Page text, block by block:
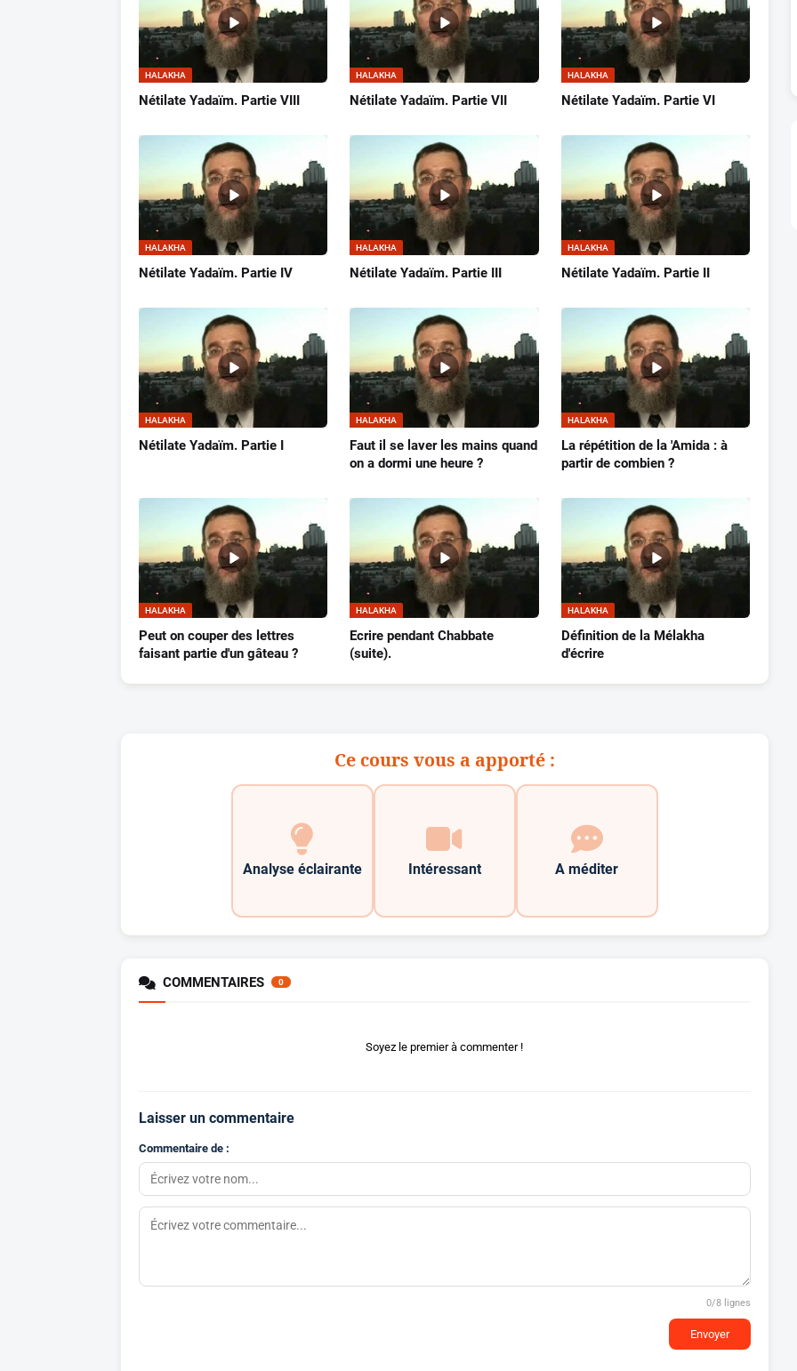
HALAKHA
Nétilate Yadaïm. Partie VIII
HALAKHA
Nétilate Yadaïm. Partie VII
HALAKHA
Nétilate Yadaïm. Partie VI
HALAKHA
Nétilate Yadaïm. Partie IV
HALAKHA
Nétilate Yadaïm. Partie III
HALAKHA
Nétilate Yadaïm. Partie II
HALAKHA
Nétilate Yadaïm. Partie I
HALAKHA
Faut il se laver les mains quand
on a dormi une heure ?
HALAKHA
La répétition de la 'Amida : à
partir de combien ?
HALAKHA
Peut on couper des lettres
faisant partie d'un gâteau ?
HALAKHA
Ecrire pendant Chabbate
(suite).
HALAKHA
Définition de la Mélakha
d'écrire
Ce cours vous a apporté :
Analyse éclairante Intéressant A méditer
COMMENTAIRES 0
Soyez le premier à commenter !
Laisser un commentaire
Commentaire de :
0/8 lignes
Envoyer